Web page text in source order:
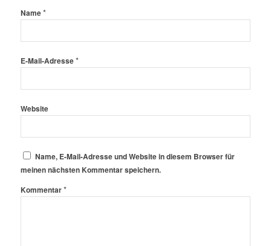
Name*
E-Mail-Adresse*
Website
Name, E-Mail-Adresse und Website in diesem Browser für
meinen nächsten Kommentar speichern.
Kommentar*